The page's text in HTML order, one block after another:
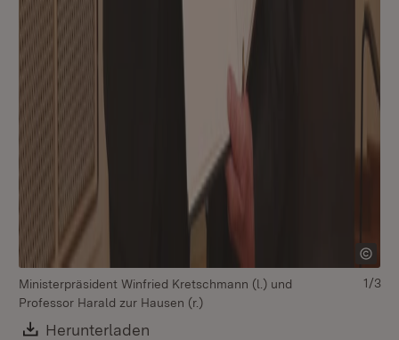
Ministerpräsident Winfried Kretschmann (l.) und
Professor Harald zur Hausen (r.)
Download:
Herunterladen
1/3